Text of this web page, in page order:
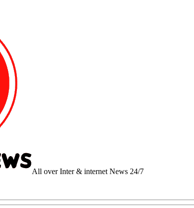
All over Inter & internet News 24/7